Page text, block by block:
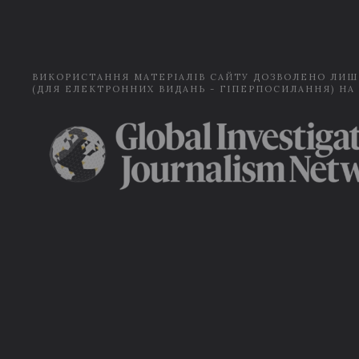
ВИКОРИСТАННЯ МАТЕРІАЛІВ САЙТУ ДОЗВОЛЕНО
(ДЛЯ ЕЛЕКТРОННИХ ВИДАНЬ - ГІПЕРПОСИЛАННЯ) НА